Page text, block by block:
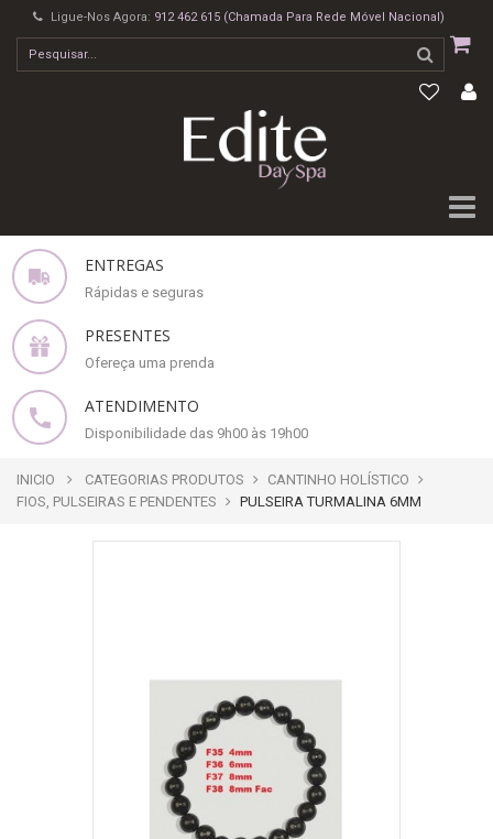
Ligue-Nos Agora: 912 462 615 (Chamada Para Rede Móvel Nacional)
ENTREGAS
Rápidas e seguras
PRESENTES
Ofereça uma prenda
ATENDIMENTO
Disponibilidade das 9h00 às 19h00
INICIO CATEGORIAS PRODUTOS
CANTINHO HOLÍSTICO
FIOS, PULSEIRAS E PENDENTES
PULSEIRA TURMALINA 6MM